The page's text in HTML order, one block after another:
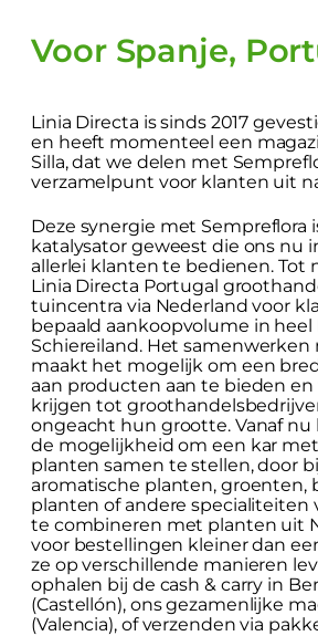
Voor Spanje,
Linia Directa is sinds 2017
en heeft momenteel een
Silla, dat we delen met
verzamelpunt voor klanten uit
Deze synergie met Sempreflora
katalysator geweest die ons nu
allerlei klanten te bedienen. Tot
Linia Directa Portugal
tuincentra via Nederland voor
bepaald aankoopvolume in
Schiereiland. Het samenwerken
maakt het mogelijk om een
aan producten aan te bieden
krijgen tot
ongeacht hun grootte. Vanaf
de mogelijkheid om een kar
planten samen te stellen, door
aromatische planten, groenten,
planten of andere specialiteiten
te combineren met planten uit
voor bestellingen kleiner dan
ze op verschillende manieren
ophalen bij de cash & carry in
(Castellón), ons gezamenlijke
(Valencia), of verzenden via